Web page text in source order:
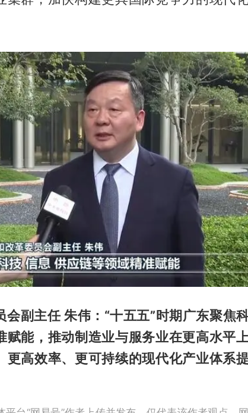
会副主任 朱伟：“十五五”时期广东聚焦
赋能，推动制造业与服务业在更高水平
更高效率、更可持续的现代化产业体系